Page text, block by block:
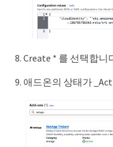
Create * 를 선택합니
애드온의 상태가